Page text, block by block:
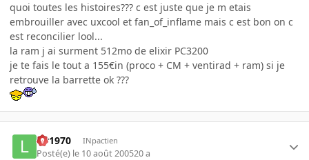
quoi toutes les histoires??? c est juste que je m etais
embrouiller avec uxcool et fan_of_inflame mais c est bon on c
est reconcilier lool...
la ram j ai surment 512mo de elixir PC3200
je te fais le tout a 155€in (proco + CM + ventirad + ram) si je
retrouve la barrette ok ???
lar1970 INpactien
Posté(e) le 10 août 200520 a